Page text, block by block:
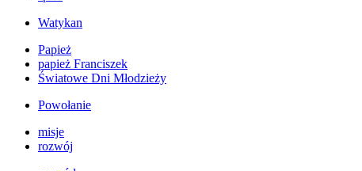
Watykan
Papież
papież Franciszek
Światowe Dni Młodzieży
Powołanie
misje
rozwój